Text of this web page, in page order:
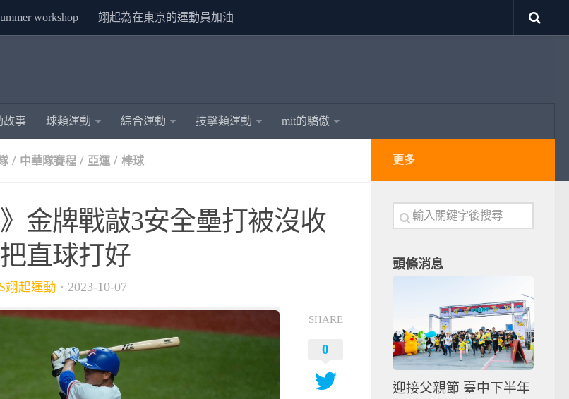
workshop 翊起為在東京的運動員加油
故事 球類運動 綜合運動 技擊類運動 mit的驕傲
/ 中華隊賽程 / 亞運 / 棒球
金牌戰敲3安全壘打被沒收
直球打好
翊起運動 · 2023-10-07
SHARE
0
更多
頭條消息
迎接父親節 臺中下半年